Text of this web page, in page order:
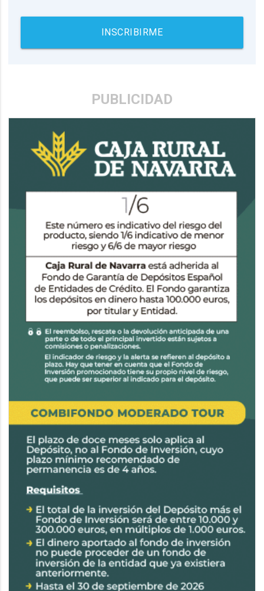
INSCRIBIRME
PUBLICIDAD